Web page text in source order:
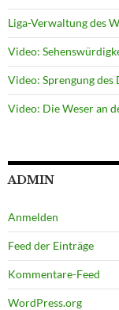
Liga-Verwaltung des
Video:
Video: Sprengung
Video: Die Weser an
ADMIN
Anmelden
Feed der Einträge
Kommentare-Feed
WordPress.org